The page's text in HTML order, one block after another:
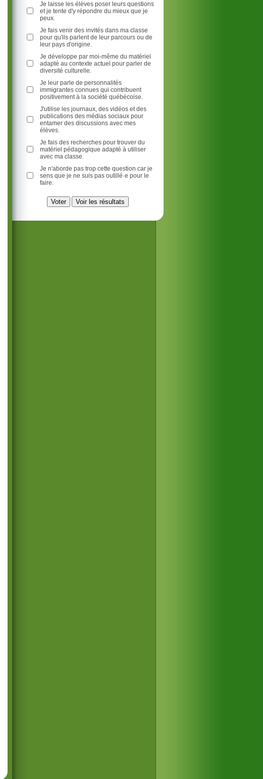
Je laisse les élèves poser leurs questions
et je tente d'y répondre du mieux que je
peux.
Je fais venir des invités dans ma classe
pour qu'ils parlent de leur parcours ou de
leur pays d'origine.
Je développe par moi-même du matériel
adapté au contexte actuel pour parler de
diversité culturelle.
Je leur parle de personnalités
immigrantes connues qui contribuent
positivement à la société québécoise.
J'utilise les journaux, des vidéos et des
publications des médias sociaux pour
entamer des discussions avec mes
élèves.
Je fais des recherches pour trouver du
matériel pédagogique adapté à utiliser
avec ma classe.
Je n'aborde pas trop cette question car je
sens que je ne suis pas outillé·e pour le
faire.